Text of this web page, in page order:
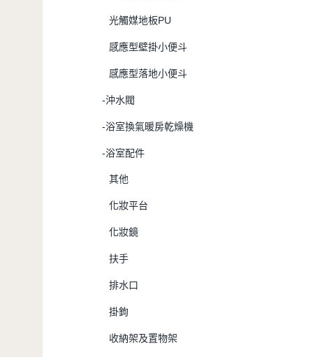
光觸媒地板PU
感應型壁掛小便斗
感應型落地小便斗
-沖水閥
-浴室換氣暖房乾燥機
-浴室配件
其他
化妝平台
化妝鏡
扶手
排水口
掛鉤
收納架及置物架